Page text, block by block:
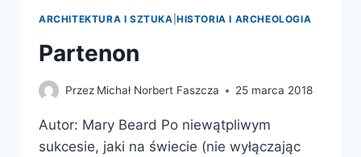
ARCHITEKTURA I SZTUKA |HISTORIA I ARCHEOLOGIA
Partenon
Przez Michał Norbert Faszcza 25 marca 2018
Autor: Mary Beard Po niewątpliwym
sukcesie, jaki na świecie (nie wyłączając